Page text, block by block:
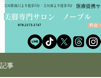
​美脚専門サロン ノーブル
立川駅南口より徒歩5分・立川南より徒歩3分
料金
070-2173-1747
医療提携
記事